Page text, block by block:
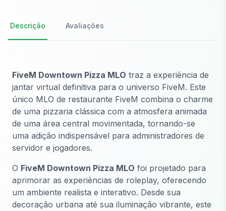
Descrição Avaliações
FiveM Downtown Pizza MLO traz a experiência de
jantar virtual definitiva para o universo FiveM. Este
único MLO de restaurante FiveM combina o charme
de uma pizzaria clássica com a atmosfera animada
de uma área central movimentada, tornando-se
uma adição indispensável para administradores de
servidor e jogadores.
O FiveM Downtown Pizza MLO foi projetado para
aprimorar as experiências de roleplay, oferecendo
um ambiente realista e interativo. Desde sua
decoração urbana até sua iluminação vibrante, este